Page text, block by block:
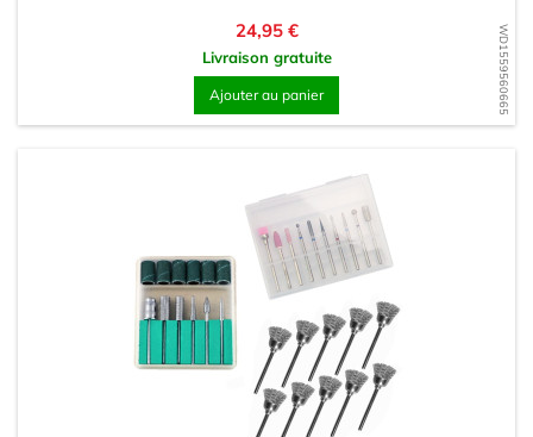
WD1559560665
Prix
24,95 €
Livraison gratuite
Ajouter au panier